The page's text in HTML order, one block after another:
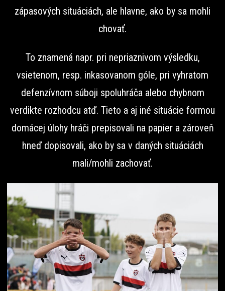
zápasových situáciách, ale hlavne, ako by sa mohli
chovať.
To znamená napr. pri nepriaznivom výsledku,
vsietenom, resp. inkasovanom góle, pri vyhratom
defenzívnom súboji spoluhráča alebo chybnom
verdikte rozhodcu atď. Tieto a aj iné situácie formou
domácej úlohy hráči prepisovali na papier a zároveň
hneď dopisovali, ako by sa v daných situáciách
mali/mohli zachovať.